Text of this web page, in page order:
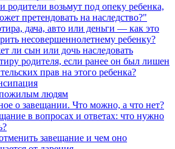
родители возьмут под опеку ребенка,
претендовать на наследство?"
дача, авто или деньги — как это
несовершеннолетнему ребенку?
ли сын или дочь наследовать
родителя, если ранее он был лишен
прав на этого ребенка?
людям
о завещании. Что можно, а что нет?
в вопросах и ответах: что нужно
завещание и чем оно